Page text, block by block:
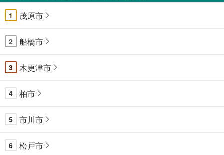
1 茂原市
2 船橋市
3 木更津市
4 柏市
5 市川市
6 松戸市